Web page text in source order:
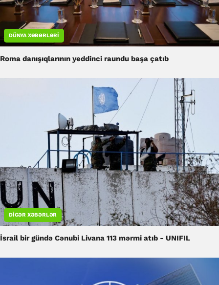
DÜNYA XƏBƏRLƏRI
Roma danışıqlarının yeddinci raundu başa çatıb
DIGƏR XƏBƏRLƏR
İsrail bir gündə Cənubi Livana 113 mərmi atıb - UNIFIL